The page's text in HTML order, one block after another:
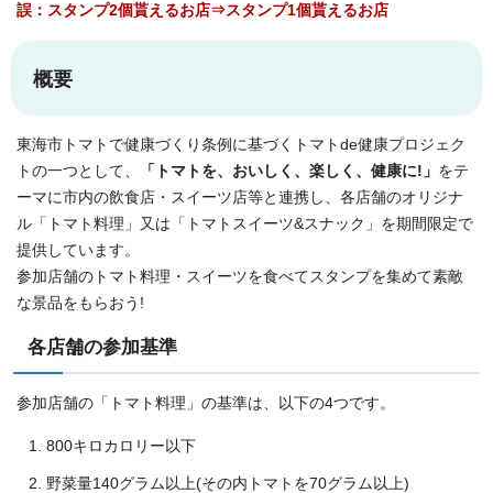
誤：スタンプ2個貰えるお店⇒スタンプ1個貰えるお店
概要
東海市トマトで健康づくり条例に基づくトマトde健康プロジェク
トの一つとして、
「トマトを、おいしく、楽しく、健康に!」 をテ
ーマに市内の飲食店・スイーツ店等と連携し、各店舗のオリジナ
ル「トマト料理」又は「トマトスイーツ&スナック」を期間限定で
提供しています。
参加店舗のトマト料理・スイーツを食べてスタンプを集めて素敵
な景品をもらおう!
各店舗の参加基準
参加店舗の「トマト料理」の基準は、以下の4つです。
800キロカロリー以下
野菜量140グラム以上(その内トマトを70グラム以上)